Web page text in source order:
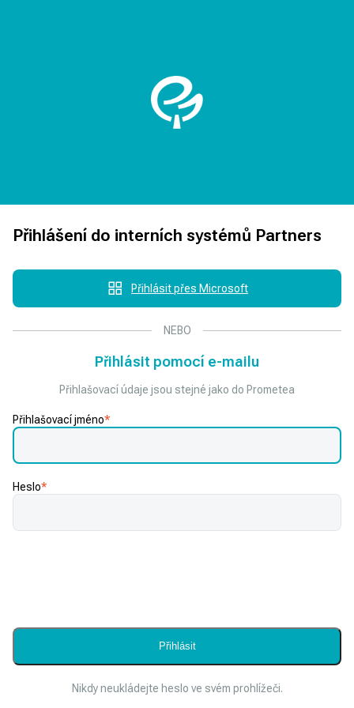
Přihlášení do interních systémů Partners
Přihlásit přes Microsoft
NEBO
Přihlásit pomocí e-mailu
Přihlašovací údaje jsou stejné jako do Prometea
Přihlašovací jméno*
Heslo*
Nikdy neukládejte heslo ve svém prohlížeči.